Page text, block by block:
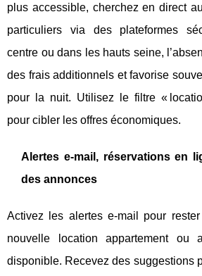
plus accessible, cherchez en direct
particuliers via des plateformes
centre ou dans les hauts seine,
des frais additionnels et favorise
pour la nuit. Utilisez le filtre «
pour cibler les offres économiques.
Alertes e-mail, réservations en
des annonces
Activez les alertes e-mail pour
nouvelle location appartement ou
disponible. Recevez des suggestions